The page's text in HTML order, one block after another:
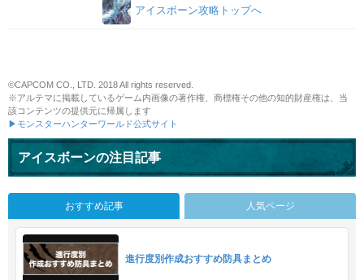
アイスボーン攻略トップへ
©CAPCOM CO., LTD. 2018 All rights reserved.
※アルテマに掲載しているゲーム内画像の著作権、商標権その他の知的財産権は、当
該コンテンツの提供元に帰属します
▶モンスターハンターワールド公式サイト
アイスボーンの注目記事
おすすめ記事 人気ページ
進行度別作成おすすめ防具まとめ